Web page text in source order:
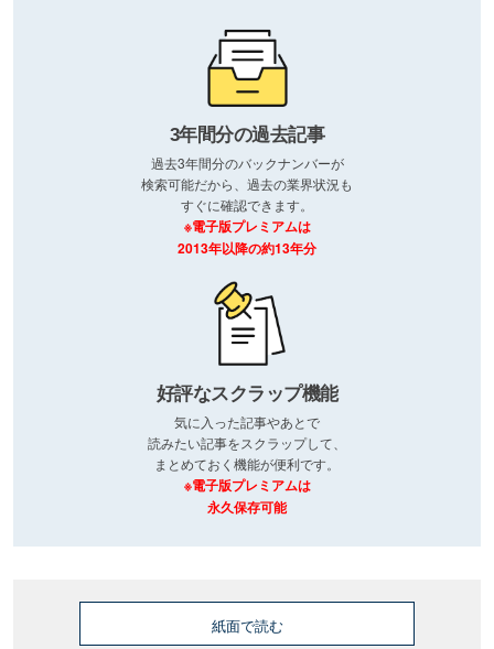
3年間分の過去記事
過去3年間分のバックナンバーが
検索可能だから、過去の業界状況も
すぐに確認できます。
※電子版プレミアムは
2013年以降の約13年分
好評なスクラップ機能
気に入った記事やあとで
読みたい記事をスクラップして、
まとめておく機能が便利です。
※電子版プレミアムは
永久保存可能
紙面で読む